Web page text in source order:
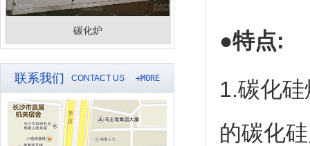
碳化炉
联系我们 CONTACT US +MORE
●特点:
1.碳化
的碳化